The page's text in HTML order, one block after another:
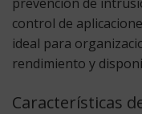
control de
ideal para
rendimiento y
Características